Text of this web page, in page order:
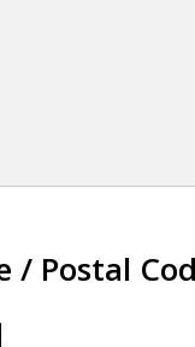
/ Postal